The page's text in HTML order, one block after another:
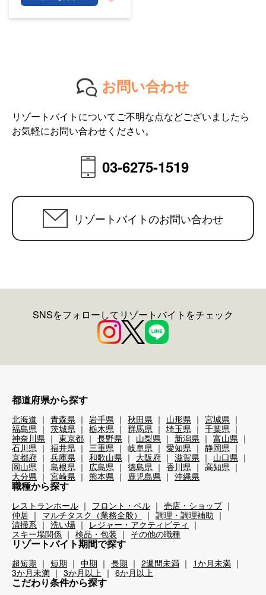
お問い合わせ
リゾートバイトについてご不明な点などございましたら
お気軽にお問い合わせください。
03-6275-1519
リゾートバイトのお問い合わせ
SNSをフォローしてリゾートバイトをチェック
都道府県から探す
北海道 青森県 岩手県 秋田県 山形県
宮城県
福島県
茨城県 栃木県 群馬県 埼玉県
千葉県
神奈川県
東京都 長野県 山梨県 新潟県
富山県
石川県
福井県 三重県 岐阜県 愛知県
静岡県
京都府
兵庫県 和歌山県 大阪府 滋賀県
山口県
岡山県
島根県 広島県 徳島県 香川県
高知県
大分県
宮崎県 熊本県 鹿児島県 沖縄県
職種から探す
レストランホール フロント・ベル
売店・ショップ
仲居
マルチタスク（業務全般）
調理・調理補助
清掃系
洗い場
レジャー・アクティビティ
スキー場関係
検品・包装 その他の職種
リゾートバイト期間で探す
超短期 短期 中期 長期 2週間未満
1か月未満
3か月未満
3か月以上 6か月以上
こだわり条件から探す